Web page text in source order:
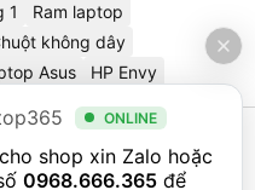
1
Ram laptop
không dây
Asus HP Envy
Vụ Công Nghệ 365 Việt
ONLINE
shop xin Zalo hoặc
0968.666.365 để